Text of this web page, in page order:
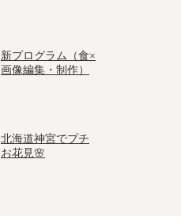
新プログラム（食×
画像編集・制作）
北海道神宮でプチ
お花見🌸